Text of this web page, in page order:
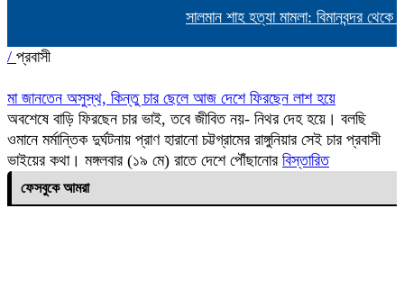
সালমান শাহ হত্যা মামলা: বিমানবন্দর থেকে
/ প্রবাসী
মা জানতেন অসুস্থ, কিন্তু চার ছেলে আজ দেশে ফিরছেন লাশ হয়ে
অবশেষে বাড়ি ফিরছেন চার ভাই, তবে জীবিত নয়- নিথর দেহ হয়ে। বলছি
ওমানে মর্মান্তিক দুর্ঘটনায় প্রাণ হারানো চট্টগ্রামের রাঙ্গুনিয়ার সেই চার প্রবাসী
ভাইয়ের কথা। মঙ্গলবার (১৯ মে) রাতে দেশে পৌঁছানোর বিস্তারিত
ফেসবুকে আমরা